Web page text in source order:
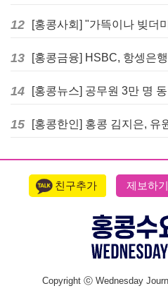
12
13
14
15
친구추가 제보하기
Copyright ⓒ Wednesday